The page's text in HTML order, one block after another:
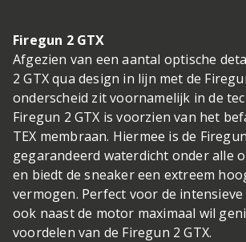
Firegun 2 GTX
Afgezien van een aantal optische
2 GTX qua design in lijn met de
onderscheid zit voornamelijk in de
Firegun 2 GTX is voorzien van het
TEX membraan. Hiermee is de
gegarandeerd waterdicht onder alle
en biedt de sneaker een extreem
vermogen. Perfect voor de
ook naast de motor maximaal wil
voordelen van de Firegun 2 GTX.